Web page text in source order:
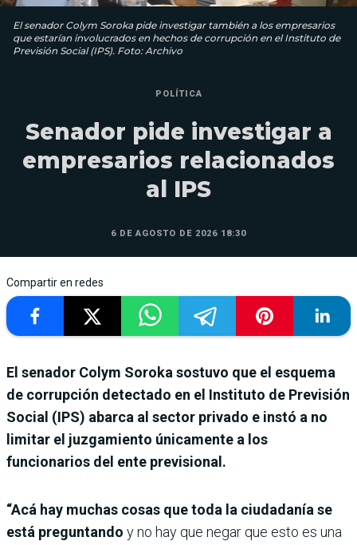
El senador Colym Soroka pide investigar también a los empresarios
que estarían involucrados en hechos de corrupción en el Instituto de
Previsión Social (IPS). Foto: Archivo
POLÍTICA
Senador pide investigar a
empresarios relacionados
al IPS
6 DE AGOSTO DE 2026 18:30
Compartir en redes
El senador Colym Soroka sostuvo que el esquema
de corrupción detectado en el Instituto de Previsión
Social (IPS) abarca al sector privado e instó a no
limitar el juzgamiento únicamente a los
funcionarios del ente previsional.
“Acá hay muchas cosas que toda la ciudadanía se
está preguntando y no hay que negar que esto es una